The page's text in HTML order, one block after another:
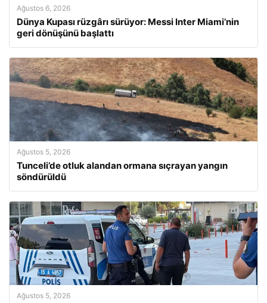
Ağustos 6, 2026
Dünya Kupası rüzgârı sürüyor: Messi Inter Miami’nin
geri dönüşünü başlattı
Ağustos 5, 2026
Tunceli’de otluk alandan ormana sıçrayan yangın
söndürüldü
Ağustos 5, 2026